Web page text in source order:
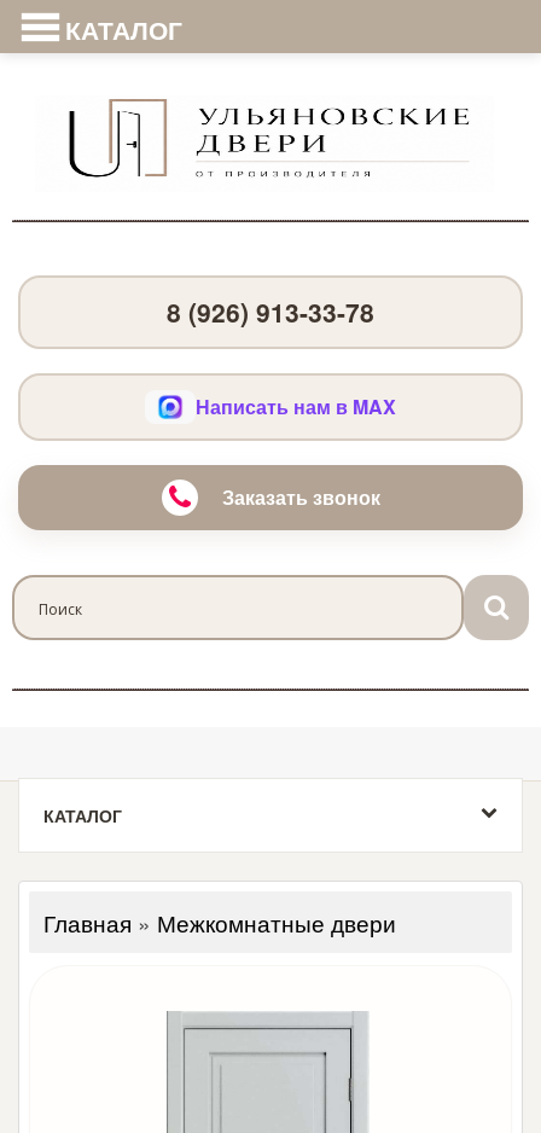
КАТАЛОГ
8 (926) 913-33-78
Написать нам в MAX
Заказать звонок
КАТАЛОГ
Главная » Межкомнатные двери